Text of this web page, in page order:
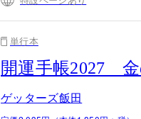
単行本
開運手帳2027
ゲッターズ飯田